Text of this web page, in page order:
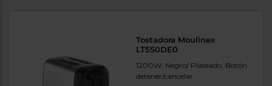
Tostadora Moulinex
LT5S0DE0
1200W, Negro/ Plateado, Botón
detener/cancelar